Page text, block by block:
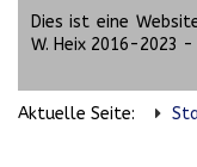
Dies ist eine
W. Heix 2016-2023 -
Aktuelle Seite: